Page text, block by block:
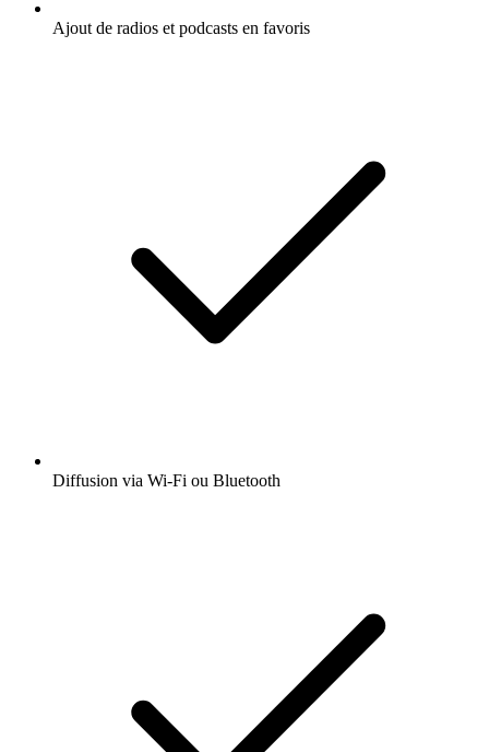
Ajout de radios et podcasts en favoris
Diffusion via Wi-Fi ou Bluetooth